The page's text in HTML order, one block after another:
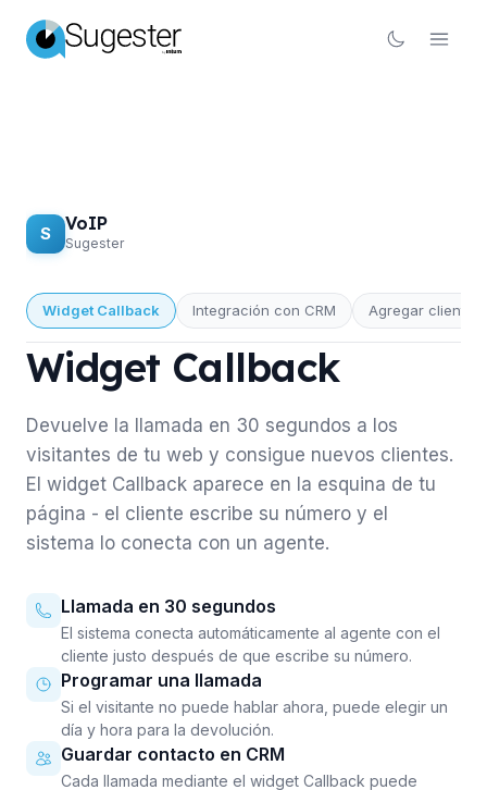
S VoIP
Sugester
Widget Callback Integración con CRM Agregar cliente
VOIP
Widget Callback
Devuelve la llamada en 30 segundos a los
visitantes de tu web y consigue nuevos clientes.
El widget Callback aparece en la esquina de tu
página - el cliente escribe su número y el
sistema lo conecta con un agente.
Llamada en 30 segundos
El sistema conecta automáticamente al agente con el
cliente justo después de que escribe su número.
Programar una llamada
Si el visitante no puede hablar ahora, puede elegir un
día y hora para la devolución.
Guardar contacto en CRM
Cada llamada mediante el widget Callback puede